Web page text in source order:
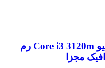
لپتاپ استوک لنوو B590 سی پیو Core i3 3120m رم